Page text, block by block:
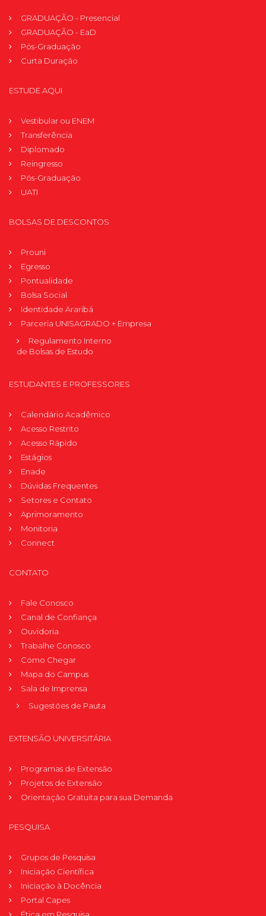
GRADUAÇÃO - Presencial
GRADUAÇÃO - EaD
Pós-Graduação
Curta Duração
ESTUDE AQUI
Vestibular ou ENEM
Transferência
Diplomado
Reingresso
Pós-Graduação
UATI
BOLSAS DE DESCONTOS
Prouni
Egresso
Pontualidade
Bolsa Social
Identidade Araribá
Parceria UNISAGRADO + Empresa
Regulamento Interno
de Bolsas de Estudo
ESTUDANTES E PROFESSORES
Calendário Acadêmico
Acesso Restrito
Acesso Rápido
Estágios
Enade
Dúvidas Frequentes
Setores e Contato
Aprimoramento
Monitoria
Connect
CONTATO
Fale Conosco
Canal de Confiança
Ouvidoria
Trabalhe Conosco
Como Chegar
Mapa do Campus
Sala de Imprensa
Sugestões de Pauta
EXTENSÃO UNIVERSITÁRIA
Programas de Extensão
Projetos de Extensão
Orientação Gratuita para sua Demanda
PESQUISA
Grupos de Pesquisa
Iniciação Científica
Iniciação à Docência
Portal Capes